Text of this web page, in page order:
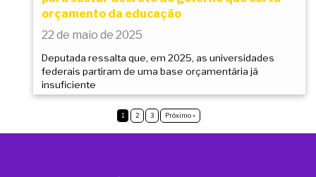
orçamento da educação
22 de maio de 2025
Deputada ressalta que, em 2025, as universidades
federais partiram de uma base orçamentária já
insuficiente
1 2 3 Próximo »